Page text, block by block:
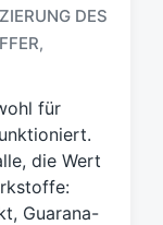
DES
,
für
die Wert
Guarana-